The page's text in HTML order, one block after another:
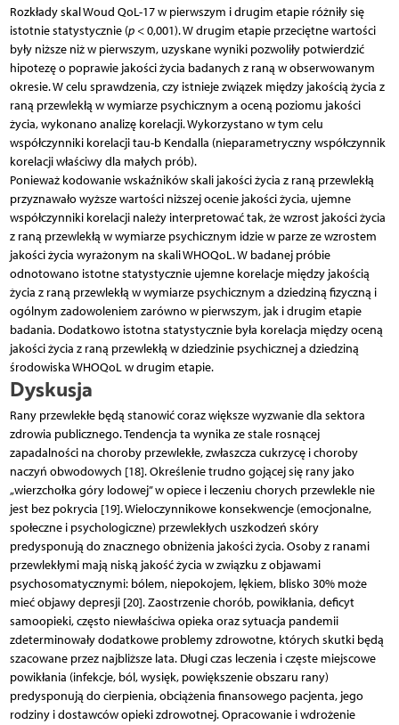
Rozkłady skal Woud QoL-17 w pierwszym i drugim etapie różniły się
istotnie statystycznie (p< 0,001). W drugim etapie przeciętne wartości
były niższe niż w pierwszym, uzyskane wyniki pozwoliły potwierdzić
hipotezę o poprawie jakości życia badanych z raną w obserwowanym
okresie. W celu sprawdzenia, czy istnieje związek między jakością życia z
raną przewlekłą w wymiarze psychicznym a oceną poziomu jakości
życia, wykonano analizę korelacji. Wykorzystano w tym celu
współczynniki korelacji tau-b Kendalla (nieparametryczny współczynnik
korelacji właściwy dla małych prób).
Ponieważ kodowanie wskaźników skali jakości życia z raną przewlekłą
przyznawało wyższe wartości niższej ocenie jakości życia, ujemne
współczynniki korelacji należy interpretować tak, że wzrost jakości życia
z raną przewlekłą w wymiarze psychicznym idzie w parze ze wzrostem
jakości życia wyrażonym na skali WHOQoL. W badanej próbie
odnotowano istotne statystycznie ujemne korelacje między jakością
życia z raną przewlekłą w wymiarze psychicznym a dziedziną fizyczną i
ogólnym zadowoleniem zarówno w pierwszym, jak i drugim etapie
badania. Dodatkowo istotna statystycznie była korelacja między oceną
jakości życia z raną przewlekłą w dziedzinie psychicznej a dziedziną
środowiska WHOQoL w drugim etapie.
Dyskusja
Rany przewlekłe będą stanowić coraz większe wyzwanie dla sektora
zdrowia publicznego. Tendencja ta wynika ze stale rosnącej
zapadalności na choroby przewlekłe, zwłaszcza cukrzycę i choroby
naczyń obwodowych [18]. Określenie trudno gojącej się rany jako
„wierzchołka góry lodowej” w opiece i leczeniu chorych przewlekle nie
jest bez pokrycia [19]. Wieloczynnikowe konsekwencje (emocjonalne,
społeczne i psychologiczne) przewlekłych uszkodzeń skóry
predysponują do znacznego obniżenia jakości życia. Osoby z ranami
przewlekłymi mają niską jakość życia w związku z objawami
psychosomatycznymi: bólem, niepokojem, lękiem, blisko 30% może
mieć objawy depresji [20]. Zaostrzenie chorób, powikłania, deficyt
samoopieki, często niewłaściwa opieka oraz sytuacja pandemii
zdeterminowały dodatkowe problemy zdrowotne, których skutki będą
szacowane przez najbliższe lata. Długi czas leczenia i częste miejscowe
powikłania (infekcje, ból, wysięk, powiększenie obszaru rany)
predysponują do cierpienia, obciążenia finansowego pacjenta, jego
rodziny i dostawców opieki zdrowotnej. Opracowanie i wdrożenie